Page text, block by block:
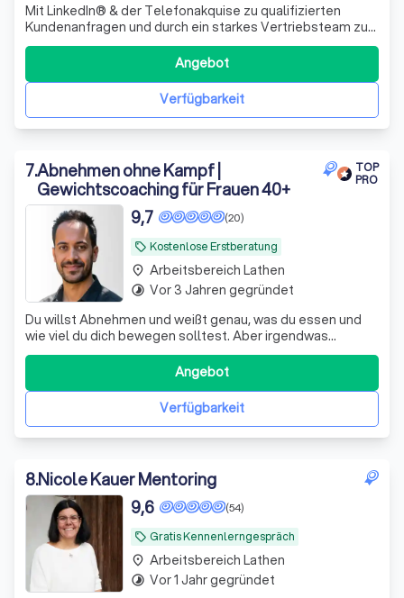
Mit LinkedIn® & der Telefonakquise zu qualifizierten
Kundenanfragen und durch ein starkes Vertriebsteam zu
mehr Abschlüssen! | Workshops & Trainings | Begleitung &
Umsetzung für deinen Vertriebserfolg
Verfügbarkeit
Angebot
7.Abnehmen ohne Kampf |
Gewichtscoaching für Frauen 40+
TOP
PRO
local_offer Kostenlose Erstberatung
(20)
9,7
Du willst Abnehmen und weißt genau, was du essen und
wie viel du dich bewegen solltest. Aber irgendwas
sabotiert dich immer wieder - und du verstehst nicht,
die spüren: Der Kampf gegen den eigenen Körper macht
nur müder. Und mehr Disziplin i
Verfügbarkeit
Angebot
place Arbeitsbereich Lathen
timelapse Vor 3 Jahren gegründet
8.Nicole Kauer Mentoring
local_offer Gratis Kennenlerngespräch
(54)
9,6
place Arbeitsbereich Lathen
timelapse Vor 1 Jahr gegründet